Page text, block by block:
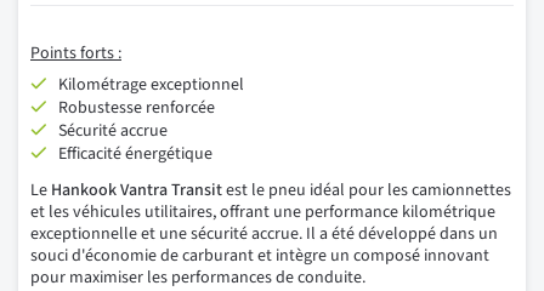
Points forts :
Kilométrage exceptionnel
Robustesse renforcée
Sécurité accrue
Efficacité énergétique
Le Hankook Vantra Transitest le pneu idéal pour les camionnettes
et les véhicules utilitaires, offrant une performance kilométrique
exceptionnelle et une sécurité accrue. Il a été développé dans un
souci d'économie de carburant et intègre un composé innovant
pour maximiser les performances de conduite.